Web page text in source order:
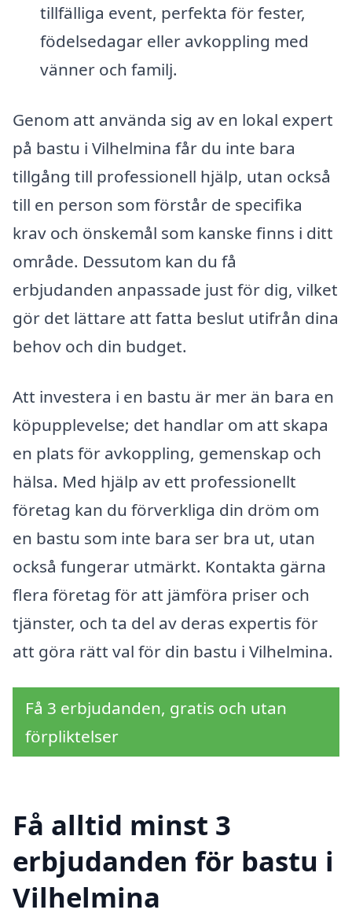
tillfälliga event, perfekta för fester,
födelsedagar eller avkoppling med
vänner och familj.
Genom att använda sig av en lokal expert
på bastu i Vilhelmina får du inte bara
tillgång till professionell hjälp, utan också
till en person som förstår de specifika
krav och önskemål som kanske finns i ditt
område. Dessutom kan du få
erbjudanden anpassade just för dig, vilket
gör det lättare att fatta beslut utifrån dina
behov och din budget.
Att investera i en bastu är mer än bara en
köpupplevelse; det handlar om att skapa
en plats för avkoppling, gemenskap och
hälsa. Med hjälp av ett professionellt
företag kan du förverkliga din dröm om
en bastu som inte bara ser bra ut, utan
också fungerar utmärkt. Kontakta gärna
flera företag för att jämföra priser och
tjänster, och ta del av deras expertis för
att göra rätt val för din bastu i Vilhelmina.
Få 3 erbjudanden, gratis och utan
förpliktelser
Få alltid minst 3
erbjudanden för bastu i
Vilhelmina